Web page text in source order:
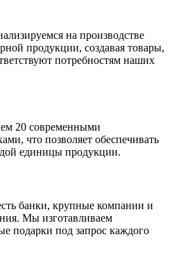
на производстве
продукции, создавая товары,
потребностям наших
20 современными
что позволяет обеспечивать
единицы продукции.
банки, крупные компании и
Мы изготавливаем
подарки под запрос каждого